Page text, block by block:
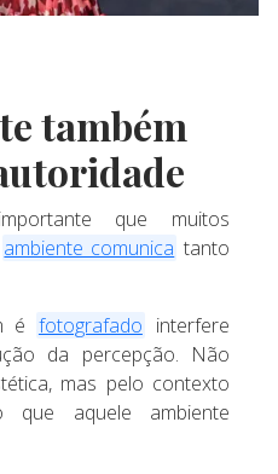
também
que muitos
ambiente comunica tanto
é fotografado interfere
da percepção. Não
mas pelo contexto
que aquele ambiente